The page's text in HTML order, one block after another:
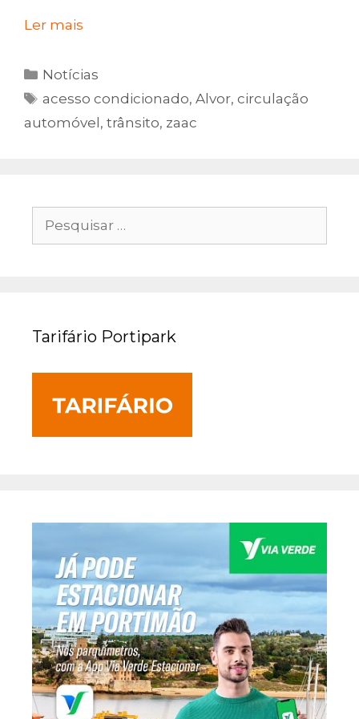
Ler mais
Categorias
Notícias
Etiquetas
acesso condicionado,Alvor,circulação
automóvel, trânsito, zaac
por:
Tarifário Portipark